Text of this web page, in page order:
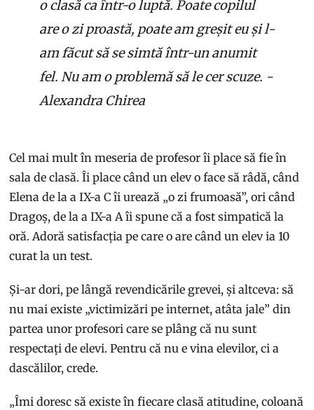
o clasă ca într-o luptă. Poate copilul
are o zi proastă, poate am greșit eu și l-
am făcut să se simtă într-un anumit
fel. Nu am o problemă să le cer scuze. -
Alexandra Chirea
Cel mai mult în meseria de profesor îi place să fie în
sala de clasă. Îi place când un elev o face să râdă, când
Elena de la a IX-a C îi urează „o zi frumoasă”, ori când
Dragoș, de la a IX-a A îi spune că a fost simpatică la
oră. Adoră satisfacția pe care o are când un elev ia 10
curat la un test.
Și-ar dori, pe lângă revendicările grevei, și altceva: să
nu mai existe „victimizări pe internet, atâta jale” din
partea unor profesori care se plâng că nu sunt
respectați de elevi. Pentru că nu e vina elevilor, ci a
dascălilor, crede.
„Îmi doresc să existe în fiecare clasă atitudine, coloană